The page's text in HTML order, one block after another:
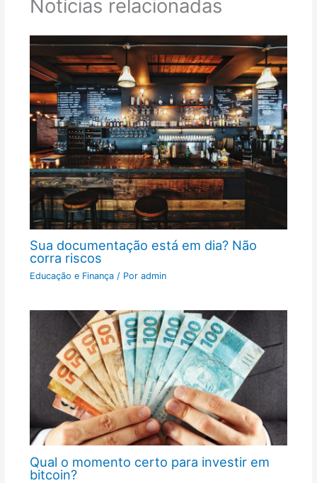
Notícias relacionadas
Sua documentação está em dia? Não
corra riscos
Educação e Finança/ Por admin
Qual o momento certo para investir em
bitcoin?